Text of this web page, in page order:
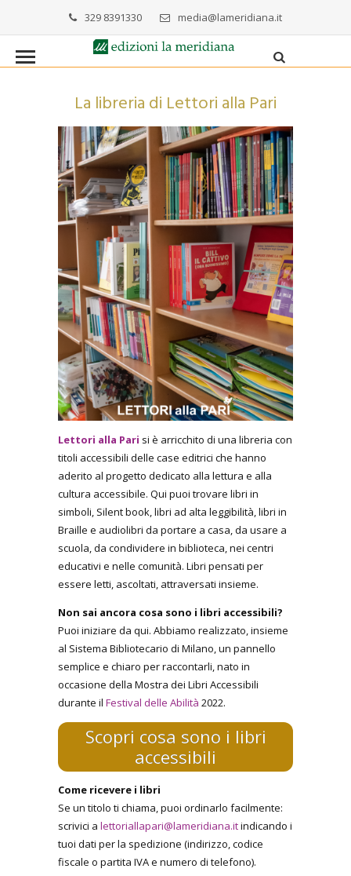
329 8391330 media@lameridiana.it
La libreria di Lettori alla Pari
Lettori alla Pari si è arricchito di una libreria con
titoli accessibili delle case editrici che hanno
aderito al progetto dedicato alla lettura e alla
cultura accessibile. Qui puoi trovare libri in
simboli, Silent book, libri ad alta leggibilità, libri in
Braille e audiolibri da portare a casa, da usare a
scuola, da condividere in biblioteca, nei centri
educativi e nelle comunità. Libri pensati per
essere letti, ascoltati, attraversati insieme.
Non sai ancora cosa sono i libri accessibili?
Puoi iniziare da qui. Abbiamo realizzato, insieme
al Sistema Bibliotecario di Milano, un pannello
semplice e chiaro per raccontarli, nato in
occasione della Mostra dei Libri Accessibili
durante il Festival delle Abilità 2022.
Scopri cosa sono i libri
accessibili
Come ricevere i libri
Se un titolo ti chiama, puoi ordinarlo facilmente:
scrivici a lettoriallapari@lameridiana.itindicando i
tuoi dati per la spedizione (indirizzo, codice
fiscale o partita IVA e numero di telefono).